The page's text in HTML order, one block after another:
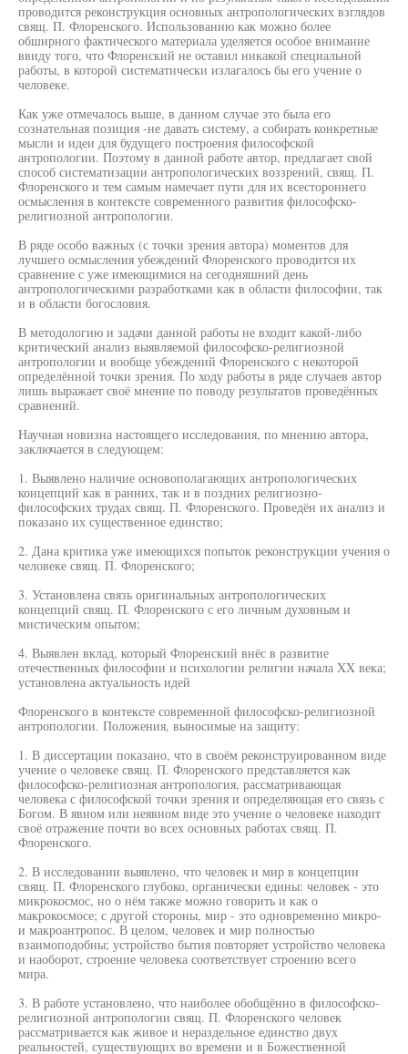
проводится реконструкция основных антропологических взглядов
свящ. П. Флоренского. Использованию как можно более
обширного фактического материала уделяется особое внимание
ввиду того, что Флоренский не оставил никакой специальной
работы, в которой систематически излагалось бы его учение о
человеке.
Как уже отмечалось выше, в данном случае это была его
сознательная позиция -не давать систему, а собирать конкретные
мысли и идеи для будущего построения философской
антропологии. Поэтому в данной работе автор, предлагает свой
способ систематизации антропологических воззрений, свящ. П.
Флоренского и тем самым намечает пути для их всестороннего
осмысления в контексте современного развития философско-
религиозной антропологии.
В ряде особо важных (с точки зрения автора) моментов для
лучшего осмысления убеждений Флоренского проводится их
сравнение с уже имеющимися на сегодняшний день
антропологическими разработками как в области философии, так
и в области богословия.
В методологию и задачи данной работы не входит какой-либо
критический анализ выявляемой философско-религиозной
антропологии и вообще убеждений Флоренского с некоторой
определённой точки зрения. По ходу работы в ряде случаев автор
лишь выражает своё мнение по поводу результатов проведённых
сравнений.
Научная новизна настоящего исследования, по мнению автора,
заключается в следующем:
1. Выявлено наличие основополагающих антропологических
концепций как в ранних, так и в поздних религиозно-
философских трудах свящ. П. Флоренского. Проведён их анализ и
показано их существенное единство;
2. Дана критика уже имеющихся попыток реконструкции учения о
человеке свящ. П. Флоренского;
3. Установлена связь оригинальных антропологических
концепций свящ. П. Флоренского с его личным духовным и
мистическим опытом;
4. Выявлен вклад, который Флоренский внёс в развитие
отечественных философии и психологии религии начала XX века;
установлена актуальность идей
Флоренского в контексте современной философско-религиозной
антропологии. Положения, выносимые на защиту:
1. В диссертации показано, что в своём реконструированном виде
учение о человеке свящ. П. Флоренского представляется как
философско-религиозная антропология, рассматривающая
человека с философской точки зрения и определяющая его связь с
Богом. В явном или неявном виде это учение о человеке находит
своё отражение почти во всех основных работах свящ. П.
Флоренского.
2. В исследовании выявлено, что человек и мир в концепции
свящ. П. Флоренского глубоко, органически едины: человек - это
микрокосмос, но о нём также можно говорить и как о
макрокосмосе; с другой стороны, мир - это одновременно микро-
и макроантропос. В целом, человек и мир полностью
взаимоподобны; устройство бытия повторяет устройство человека
и наоборот, строение человека соответствует строению всего
мира.
3. В работе установлено, что наиболее обобщённо в философско-
религиозной антропологии свящ. П. Флоренского человек
рассматривается как живое и нераздельное единство двух
реальностей, существующих во времени и в Божественной